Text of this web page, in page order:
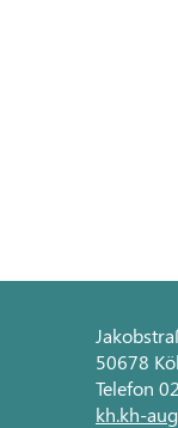
50678
Telefon
kh.kh-